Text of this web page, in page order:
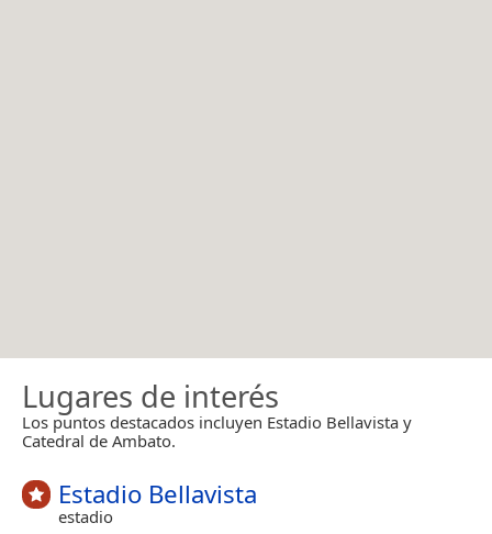
Lugares de interés
Los puntos destacados incluyen Estadio Bellavista y
Catedral de Ambato.
Estadio Bellavista
estadio